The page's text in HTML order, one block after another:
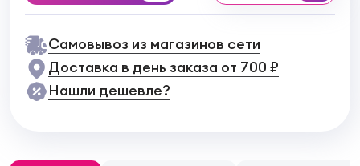
Самовывоз из магазинов сети
Доставка в день заказа от 700 ₽
Нашли дешевле?